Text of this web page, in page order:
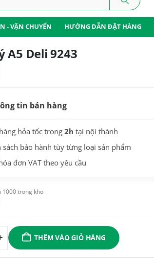
- VẬN CHUYỂN HƯỚNG DẪN ĐẶT HÀNG
A5 Deli 9243
tin bán hàng
hỏa tốc trong 2h tại nội thành
sách bảo hành tùy từng loại sản phẩm
đơn VAT theo yêu cầu
1000 trong kho
THÊM VÀO GIỎ HÀNG